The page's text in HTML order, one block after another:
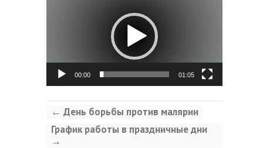
00:00 01:05
← День борьбы против малярии
График работы в праздничные дни
→